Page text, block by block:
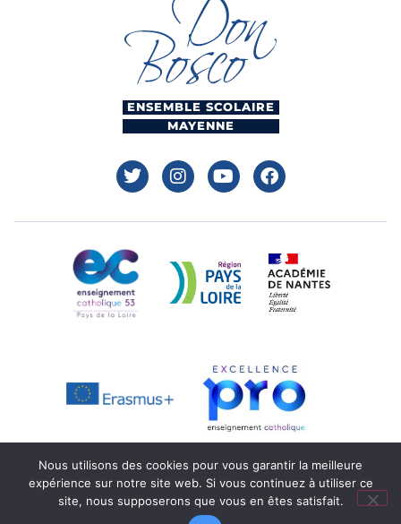
ENSEMBLE SCOLAIRE
MAYENNE
Mentions légales Réalisation : Ekole.fr
Nous utilisons des cookies pour vous garantir la meilleure
expérience sur notre site web. Si vous continuez à utiliser ce
site, nous supposerons que vous en êtes satisfait.